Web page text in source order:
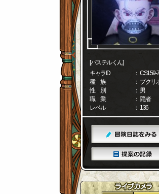
[パステルくん]
キャラID
： CS159-
種 族
： プクリ
性 別
： 男
職 業
： 隠者
レベル
： 136